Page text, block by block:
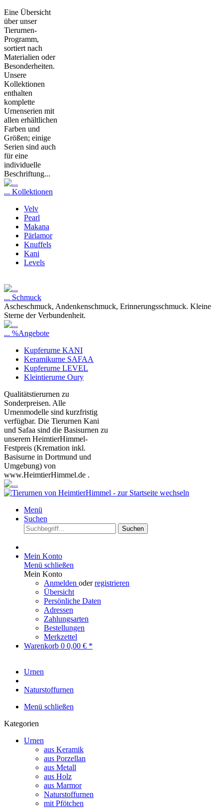
Eine Übersicht
über unser
Tierurnen-
Programm,
sortiert nach
Materialien oder
Besonderheiten.
Unsere
Kollektionen
enthalten
komplette
Urnenserien mit
allen erhältlichen
Farben und
Größen; einige
Serien sind auch
für eine
individuelle
Beschriftung...
... Kollektionen
Velv
Pearl
Makana
Pärlamor
Knuffels
Kani
Levels
... Schmuck
Ascheschmuck, Andenkenschmuck, Erinnerungsschmuck. Kleine
Sterne der Verbundenheit.
... %Angebote
Kupferurne KANI
Keramikurne SAFAA
Kupferurne LEVEL
Kleintierurne Oury
Qualitätstierurnen zu
Sonderpreisen. Alle
Urnenmodelle sind kurzfristig
verfügbar. Die Tierurnen Kani
und Safaa sind die Basisurnen zu
unserem HeimtierHimmel-
Festpreis (Kremation inkl.
Basisurne in Dortmund und
Umgebung) von
www.HeimtierHimmel.de .
Menü
Suchen
Suchen
Mein Konto
Menü schließen
Mein Konto
Anmelden oderregistrieren
Übersicht
Persönliche Daten
Adressen
Zahlungsarten
Bestellungen
Merkzettel
Warenkorb 0 0,00 € *
Urnen
Naturstoffurnen
Menü schließen
Kategorien
Urnen
aus Keramik
aus Porzellan
aus Metall
aus Holz
aus Marmor
Naturstoffurnen
mit Pfötchen